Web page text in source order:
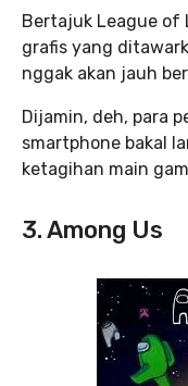
Bertajuk League of
grafis yang
nggak akan jauh
Dijamin, deh, para
smartphone bakal
ketagihan main
3. Among Us